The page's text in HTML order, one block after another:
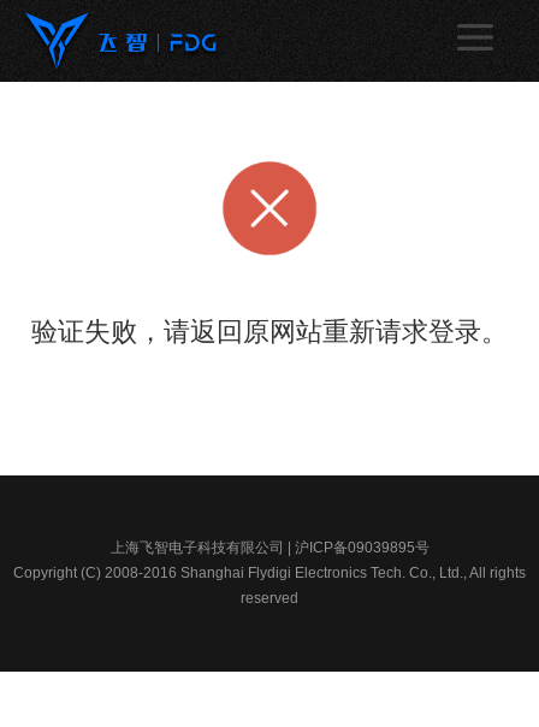
验证失败，请返回原网站重新请求登录。
上海飞智电子科技有限公司 | 沪ICP备09039895号
Copyright (C) 2008-2016 Shanghai Flydigi Electronics Tech. Co., Ltd., All rights
reserved